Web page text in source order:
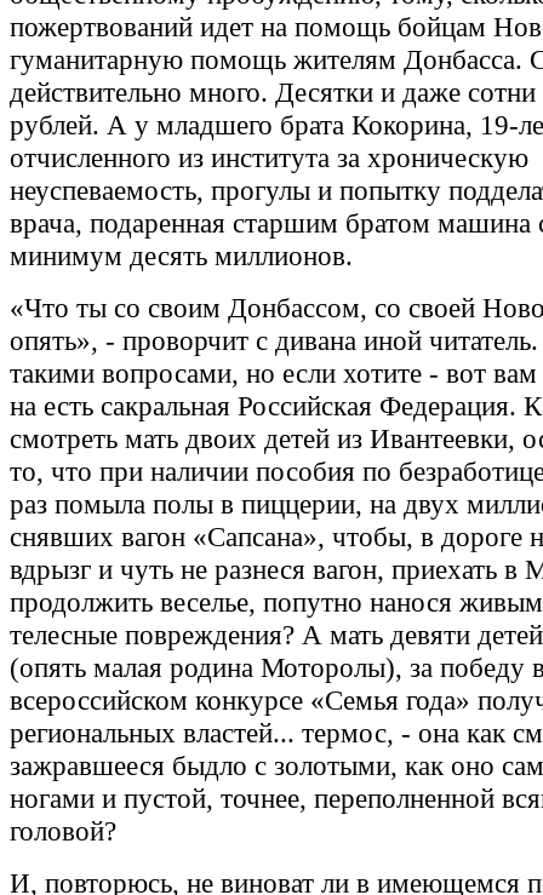
пожертвований идет на помощь бойцам
гуманитарную помощь жителям Донбасса.
действительно много. Десятки и даже
рублей. А у младшего брата Кокорина, 19-
отчисленного из института за хроническую
неуспеваемость, прогулы и попытку
врача, подаренная старшим братом машина
минимум десять миллионов.
«Что ты со своим Донбассом, со своей
опять», - проворчит с дивана иной
такими вопросами, но если хотите - вот
на есть сакральная Российская Федерация.
смотреть мать двоих детей из Ивантеевки,
то, что при наличии пособия по
раз помыла полы в пиццерии, на двух
снявших вагон «Сапсана», чтобы, в дороге
вдрызг и чуть не разнеся вагон, приехать в
продолжить веселье, попутно нанося
телесные повреждения? А мать девяти
(опять малая родина Моторолы), за победу
всероссийском конкурсе «Семья года»
региональных властей... термос, - она как
зажравшееся быдло с золотыми, как оно
ногами и пустой, точнее, переполненной
головой?
И, повторюсь, не виноват ли в имеющемся